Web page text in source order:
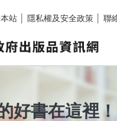
站 隱私權及安全政策 聯
好書在這裡！